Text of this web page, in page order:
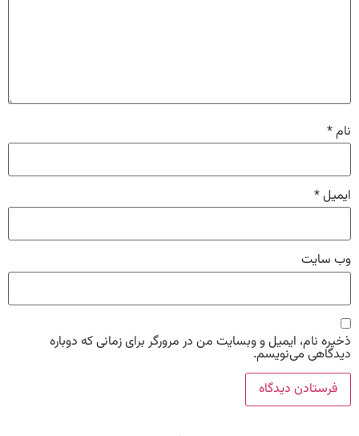
نام*
ایمیل*
وب‌ سایت
ذخیره نام، ایمیل و وبسایت من در مرورگر برای زمانی که دوباره
دیدگاهی می‌نویسم.